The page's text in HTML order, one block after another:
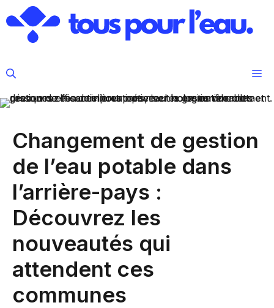
au
contenu
Changement de gestion
de l’eau potable dans
l’arrière-pays :
Découvrez les
nouveautés qui
attendent ces
communes